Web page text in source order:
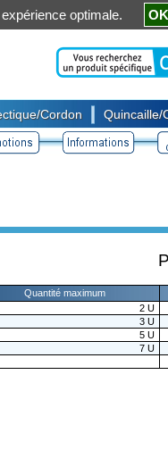
Cordon Quincaille/
Quantité maximum
2 U
3 U
5 U
7 U
expérience optimale. OK